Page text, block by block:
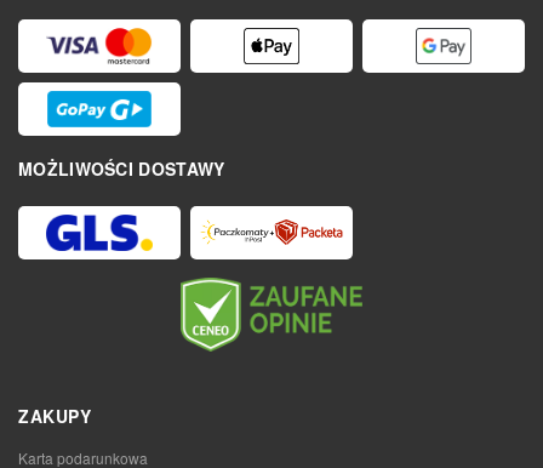
MOŻLIWOŚCI DOSTAWY
ZAKUPY
Karta podarunkowa